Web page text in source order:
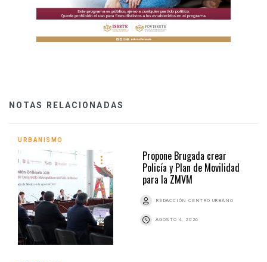
NOTAS RELACIONADAS
URBANISMO
Propone Brugada crear
Policía y Plan de Movilidad
para la ZMVM
REDACCIÓN CENTRO URBANO
AGOSTO 4, 2026